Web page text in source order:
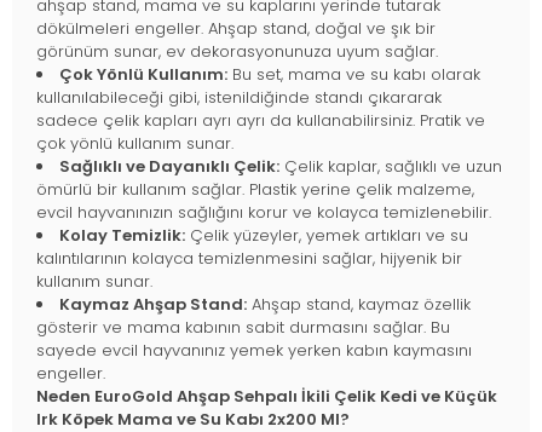
ahşap stand, mama ve su kaplarını yerinde tutarak
dökülmeleri engeller. Ahşap stand, doğal ve şık bir
görünüm sunar, ev dekorasyonunuza uyum sağlar.
Çok Yönlü Kullanım: Bu set, mama ve su kabı olarak
kullanılabileceği gibi, istenildiğinde standı çıkararak
sadece çelik kapları ayrı ayrı da kullanabilirsiniz. Pratik ve
çok yönlü kullanım sunar.
Sağlıklı ve Dayanıklı Çelik: Çelik kaplar, sağlıklı ve uzun
ömürlü bir kullanım sağlar. Plastik yerine çelik malzeme,
evcil hayvanınızın sağlığını korur ve kolayca temizlenebilir.
Kolay Temizlik: Çelik yüzeyler, yemek artıkları ve su
kalıntılarının kolayca temizlenmesini sağlar, hijyenik bir
kullanım sunar.
Kaymaz Ahşap Stand: Ahşap stand, kaymaz özellik
gösterir ve mama kabının sabit durmasını sağlar. Bu
sayede evcil hayvanınız yemek yerken kabın kaymasını
engeller.
Neden EuroGold Ahşap Sehpalı İkili Çelik Kedi ve Küçük
Irk Köpek Mama ve Su Kabı 2x200 Ml?